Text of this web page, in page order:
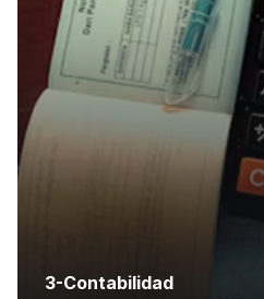
3-Contabilidad